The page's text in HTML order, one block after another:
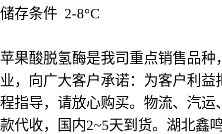
储存条件 2-8°C
苹果酸脱氢酶是我司重点销售品
业，向广大客户承诺：为客户利
程指导，请放心购买。物流、汽
款代收，国内2~5天到货。湖北鑫